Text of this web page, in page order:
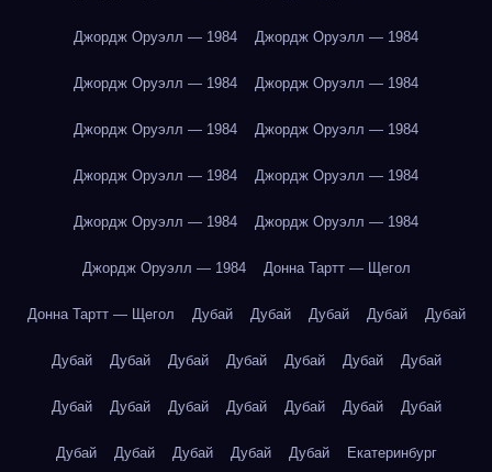
Джордж Оруэлл — 1984 Джордж Оруэлл — 1984
Джордж Оруэлл — 1984 Джордж Оруэлл — 1984
Джордж Оруэлл — 1984 Джордж Оруэлл — 1984
Джордж Оруэлл — 1984 Джордж Оруэлл — 1984
Джордж Оруэлл — 1984 Джордж Оруэлл — 1984
Джордж Оруэлл — 1984 Донна Тартт — Щегол
Донна Тартт — Щегол Дубай Дубай Дубай Дубай Дубай
Дубай Дубай Дубай Дубай Дубай Дубай Дубай
Дубай Дубай Дубай Дубай Дубай Дубай Дубай
Дубай Дубай Дубай Дубай Дубай Екатеринбург